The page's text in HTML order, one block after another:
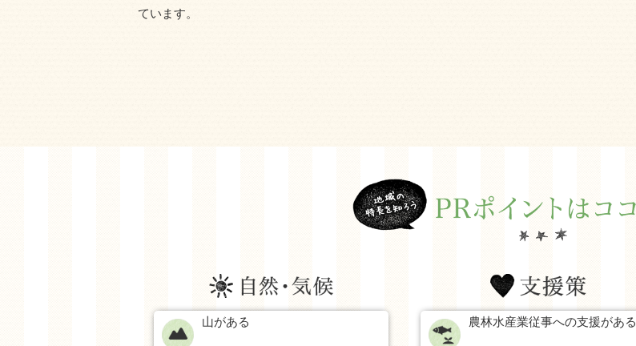
ています。
山がある 農林水産業従事への支援がある